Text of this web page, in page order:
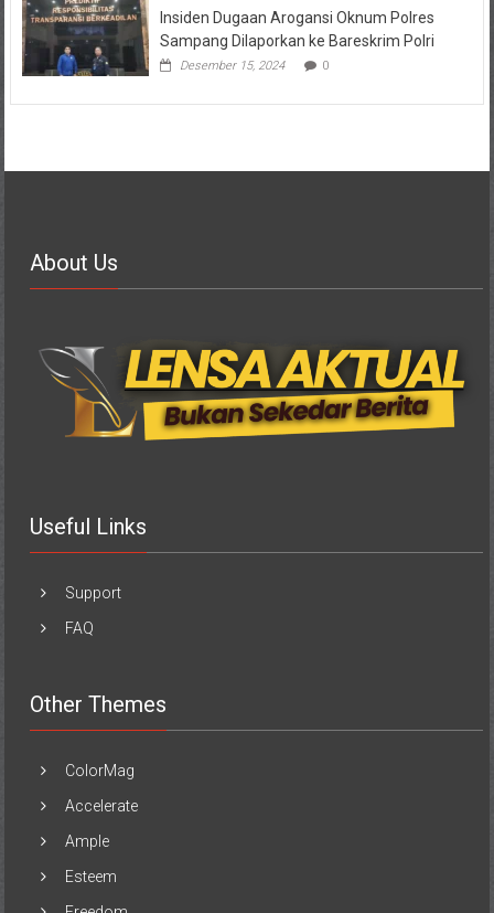
Insiden Dugaan Arogansi Oknum Polres
Sampang Dilaporkan ke Bareskrim Polri
Desember 15, 2024 0
About Us
Useful Links
Support
FAQ
Other Themes
ColorMag
Accelerate
Ample
Esteem